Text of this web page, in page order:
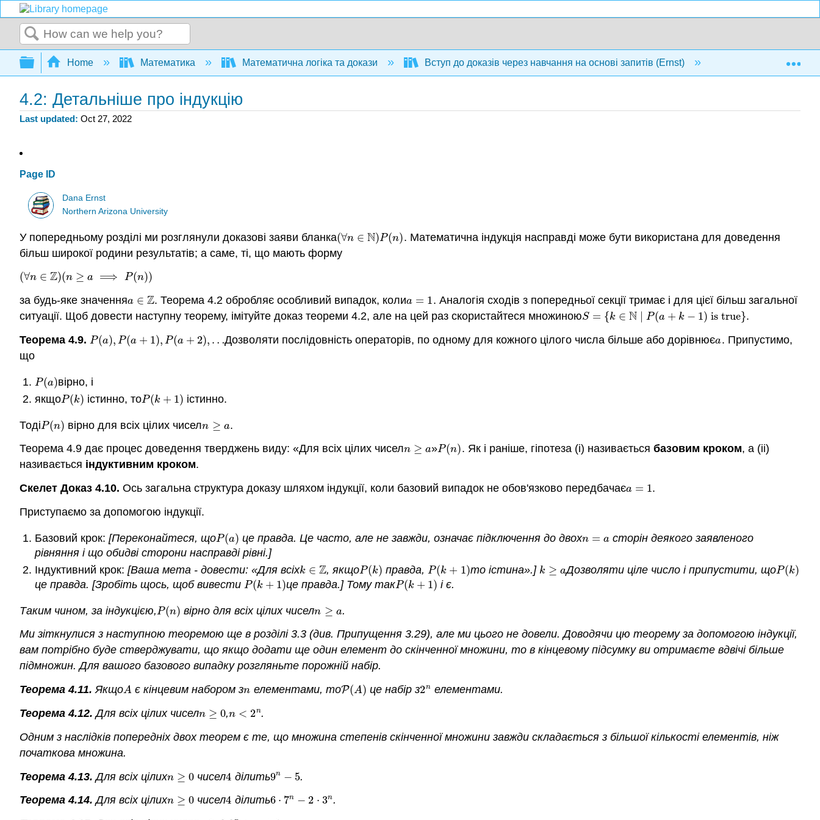
Search
Expand/collapse global hierarchy
Home Математика Математична логіка та докази Вступ до доказів через навчання на основі запитів (Ernst)
4.2: Детальніше про індукцію
Last updated Oct 27, 2022
Page ID
Dana Ernst
Northern Arizona University
У попередньому розділі ми розглянули доказові заяви бланка(∀n ∈ N)P(n)
(∀n ∈ N)P(n)
. Математична індукція насправді може бути використана для доведення
більш широкої родини результатів; а саме, ті, що мають форму
(∀n ∈ Z)(n ≥ a ⟹ P(n))
(∀n ∈ Z)(n≥ a⟹ P(n))
за будь-яке значенняa ∈ Z
a ∈ Z . Теорема 4.2 обробляє особливий випадок, колиa = 1
a =1
. Аналогія сходів з попередньої секції тримає і для цієї більш загальної
ситуації. Щоб довести наступну теорему, імітуйте доказ теореми 4.2, але на цей раз скористайтеся множиноюS = {k ∈ N P(a + k − 1) is true}
S ={k∈N∣ P( +k−1)is true
.
Теорема 4.9. P(a), P(a + 1), P(a + 2), …
P(a),P(a+ 1) P(a+2) … Дозволяти послідовність операторів, по одному для кожного цілого числа більше або дорівнюєa
a. Припустимо,
що
P(a)
P(a) вірно, і
якщоP(k)
P(k) істинно, тоP(k + 1)
P(k+1 ) істинно.
ТодіP(n)
P(n) вірно для всіх цілих чиселn ≥ a
n≥a
.
Теорема 4.9 дає процес доведення тверджень виду: «Для всіх цілих чиселn ≥ a
n≥a »P(n)
P(n) . Як і раніше, гіпотеза (i) називається базовим кроком, а (ii)
називається індуктивним кроком.
Скелет Доказ 4.10. Ось загальна структура доказу шляхом індукції, коли базовий випадок не обов'язково передбачаєa = 1
a =1
.
Приступаємо за допомогою індукції.
Базовий крок: [Переконайтеся, щоP(a)
P(a) це правда. Це часто, але не завжди, означає підключення до двохn = a
n=a
сторін деякого заявленого
рівняння і що обидві сторони насправді рівні.]
Індуктивний крок: [Ваша мета - довести: «Для всіхk ∈ Z
k∈Z , якщоP(k)
P(k) правда, P(k + 1)
P(k+1 то істина».] k ≥ a
k≥a Дозволяти ціле число і припустити, щоP(k)
P(k)
це правда. [Зробіть щось, щоб вивести P(k + 1)
P(k+1) це правда.] ТомутакP(k + 1)
P(k+1) і є.
Таким чином, за індукцією,P(n)
P(n) вірно для всіх цілих чиселn ≥ a
n≥a
.
Ми зіткнулися з наступною теоремою ще в розділі 3.3 (див. Припущення 3.29), але ми цього не довели. Доводячи цю теорему за допомогою індукції,
вам потрібно буде стверджувати, що якщо додати ще один елемент до скінченної множини, то в кінцевому підсумку ви отримаєте вдвічі більше
підмножин. Для вашого базового випадку розгляньте порожній набір.
Теорема 4.11.ЯкщоA
A є кінцевим набором зn
n елементами, тоP(A)
P(A) це набір з2n
2n елементами.
Теорема 4.12.Для всіх цілих чиселn ≥ 0
n≥0 ,n < 2n
n<2 n
.
Одним з наслідків попередніх двох теорем є те, що множина степенів скінченної множини завжди складається з більшої кількості елементів, ніж
початкова множина.
Теорема 4.13.Для всіх цілихn ≥ 0
n≥0 чисел4
4 ділить9n − 5
9n −5
.
Теорема 4.14.Для всіх цілихn ≥ 0
n≥0 чисел4
4 ділить6 ⋅ 7n − 2 ⋅ 3n
6 ⋅7n−2⋅ 3 n
.